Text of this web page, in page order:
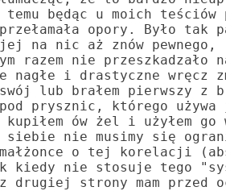
będąc u moich teściów
opory. Było
jej na nic aż znów
razem nie przeszkadzało
nagłe i drastyczne
swój lub brałem pierwszy
prysznic, którego
kupiłem ów żel i użyłem
siebie nie musimy się
małżonce o tej korelacji
kiedy nie stosuje tego
drugiej strony mam przed